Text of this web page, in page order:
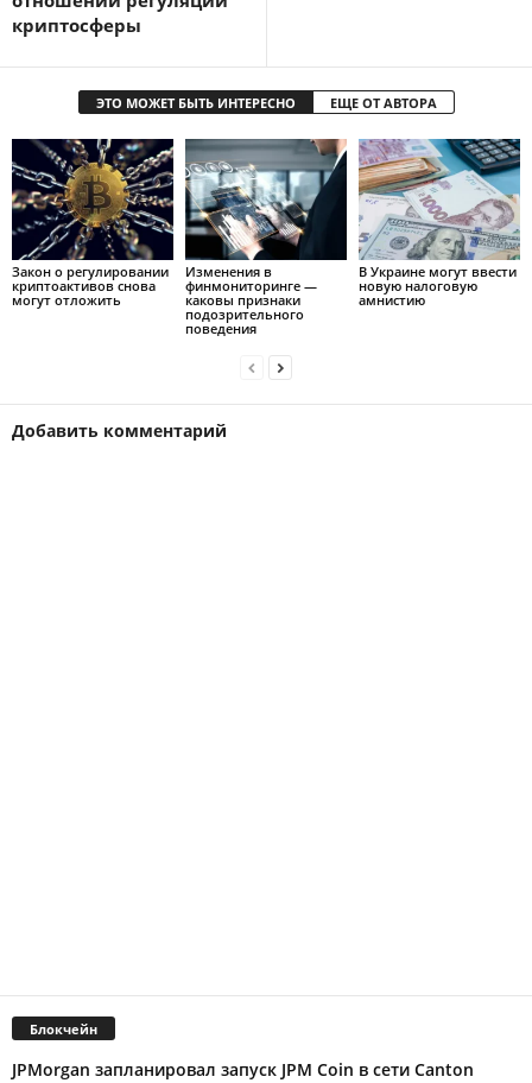
криптосферы
ЭТО МОЖЕТ БЫТЬ ИНТЕРЕСНО ЕЩЕ ОТ АВТОРА
Закон о регулировании
криптоактивов снова
могут отложить
Изменения в
финмониторинге —
каковы признаки
подозрительного
поведения
В Украине могут ввести
новую налоговую
амнистию
Добавить комментарий
Блокчейн
JPMorgan запланировал запуск JPM Coin в сети Canton